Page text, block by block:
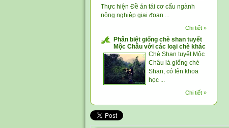
Thực hiện Đề án tái cơ cấu ngành
nông nghiệp giai đoạn ...
Chi tiết »
Phân biệt giống chè shan tuyết
Mộc Châu với các loại chè khác
Chè Shan tuyết Mộc
Châu là giống chè
Shan, có tên khoa
học ...
Chi tiết »